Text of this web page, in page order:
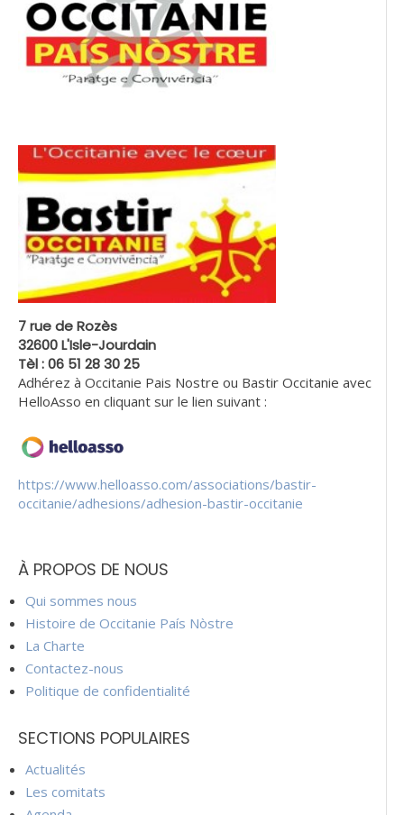
7 rue de Rozès
32600 L'Isle-Jourdain
Tèl : 06 51 28 30 25
Adhérez à Occitanie Pais Nostre ou Bastir Occitanie avec
HelloAsso en cliquant sur le lien suivant :
https://www.helloasso.com/associations/bastir-
occitanie/adhesions/adhesion-bastir-occitanie
À PROPOS DE NOUS
Qui sommes nous
Histoire de Occitanie País Nòstre
La Charte
Contactez-nous
Politique de confidentialité
SECTIONS POPULAIRES
Actualités
Les comitats